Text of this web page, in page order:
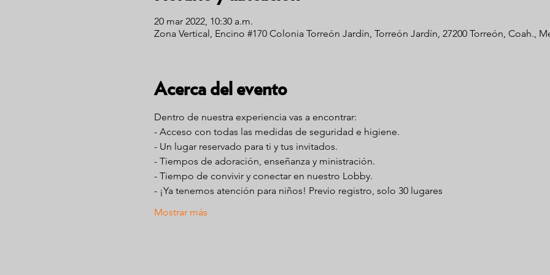
20 mar 2022, 10:30 a.m.
Zona Vertical, Encino #170 Colonia Torreón Jardín, Torreón Jardín, 27200 Torreón, Coah.,
Acerca del evento
Dentro de nuestra experiencia vas a encontrar:
- Acceso con todas las medidas de seguridad e higiene.
- Un lugar reservado para ti y tus invitados.
- Tiempos de adoración, enseñanza y ministración.
- Tiempo de convivir y conectar en nuestro Lobby.
- ¡Ya tenemos atención para niños! Previo registro, solo 30 lugares
Mostrar más